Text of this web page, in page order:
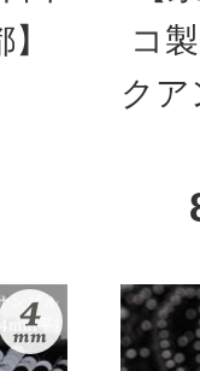
コ
ク